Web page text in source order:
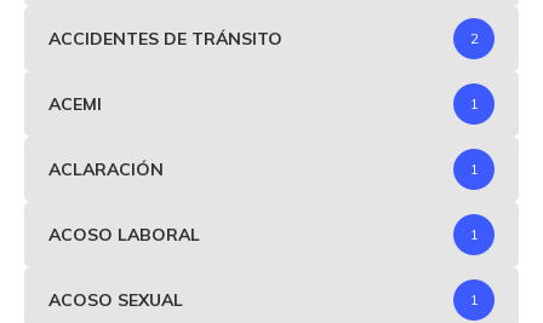
ACCIDENTES DE TRÁNSITO 2
ACEMI 1
ACLARACIÓN 1
ACOSO LABORAL 1
ACOSO SEXUAL 1